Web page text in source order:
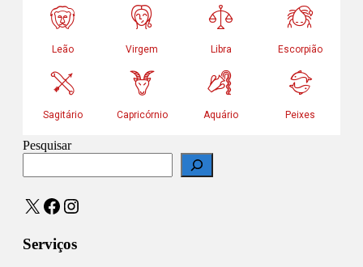
Pesquisar
X Facebook
Instagram
Serviços